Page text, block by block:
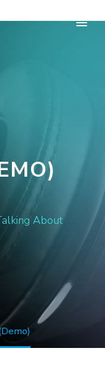
About